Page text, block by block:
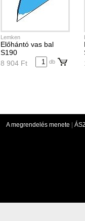
Lemken
Előhántó vas bal
S190
8 904 Ft
db
A megrendelés menete